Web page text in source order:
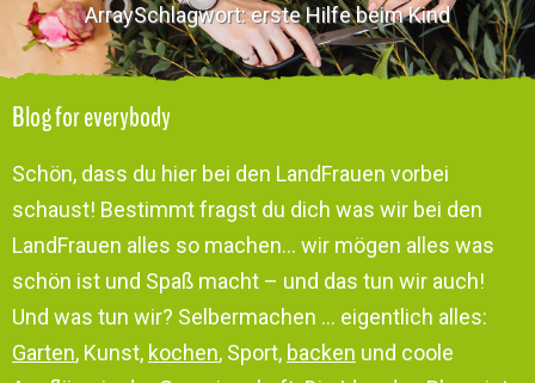
ArraySchlagwort: erste Hilfe beim Kind
Blog for everybody
Schön, dass du hier bei den LandFrauen vorbei
schaust! Bestimmt fragst du dich was wir bei den
LandFrauen alles so machen… wir mögen alles was
schön ist und Spaß macht – und das tun wir auch!
Und was tun wir? Selbermachen … eigentlich alles:
Garten, Kunst, kochen, Sport, backen und coole